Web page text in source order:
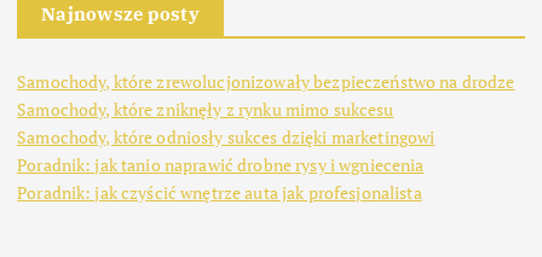
n
i
c
Najnowsze posty
Samochody, które zrewolucjonizowały bezpieczeństwo na drodze
Samochody, które zniknęły z rynku mimo sukcesu
Samochody, które odniosły sukces dzięki marketingowi
Poradnik: jak tanio naprawić drobne rysy i wgniecenia
Poradnik: jak czyścić wnętrze auta jak profesjonalista